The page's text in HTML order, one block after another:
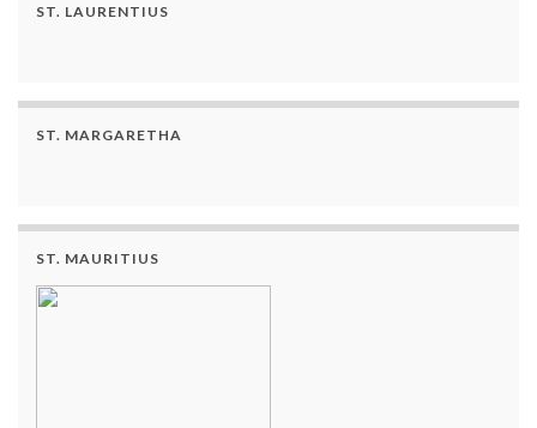
ST. LAURENTIUS
ST. MARGARETHA
ST. MAURITIUS